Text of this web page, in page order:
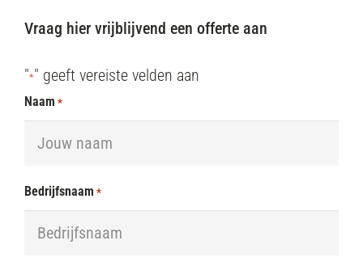
Vraag hier vrijblijvend een offerte aan
"*" geeft vereiste velden aan
Naam *
Bedrijfsnaam *